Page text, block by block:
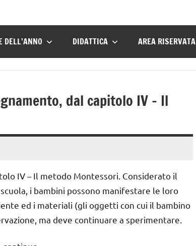
DELL’ANNO DIDATTICA AREA RISERVATA
dal capitolo IV – Il
IV – Il metodo Montessori. Considerato il
i bambini possono manifestare le loro
ed i materiali (gli oggetti con cui il bambino
ma deve continuare a sperimentare.